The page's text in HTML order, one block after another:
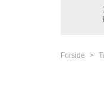
Forside >